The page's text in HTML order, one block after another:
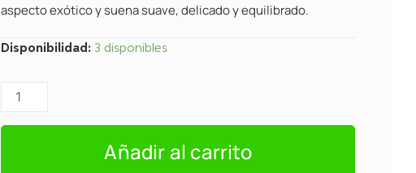
aspecto exótico y suena suave, delicado y equilibrado.
Disponibilidad: 3 disponibles
Cordoba
Nylon
Añadir al carrito